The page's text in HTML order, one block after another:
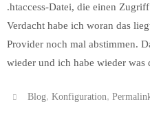
.htaccess-Datei, die einen
Verdacht habe ich woran das
Provider noch mal abstimmen.
wieder und ich habe wieder was
Blog,Konfiguration,